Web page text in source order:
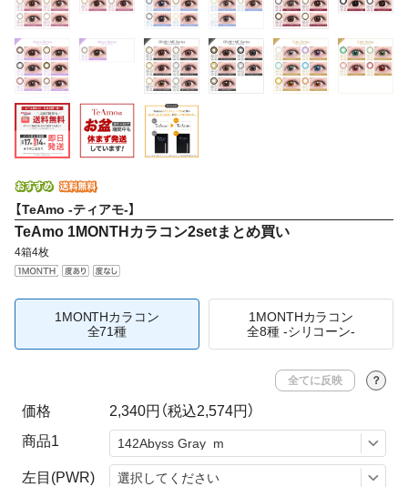
【TeAmo -ティアモ-】
TeAmo 1MONTHカラコン2setまとめ買い
4箱4枚
1MONTHカラコン
全71種
1MONTHカラコン
全8種 -シリコーン-
全てに反映 ？
価格 2,340円 （税込2,574円）
商品1
左目(PWR)